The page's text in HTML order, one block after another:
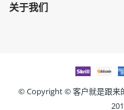
关于我们
© Copyright ©客户就是跟来